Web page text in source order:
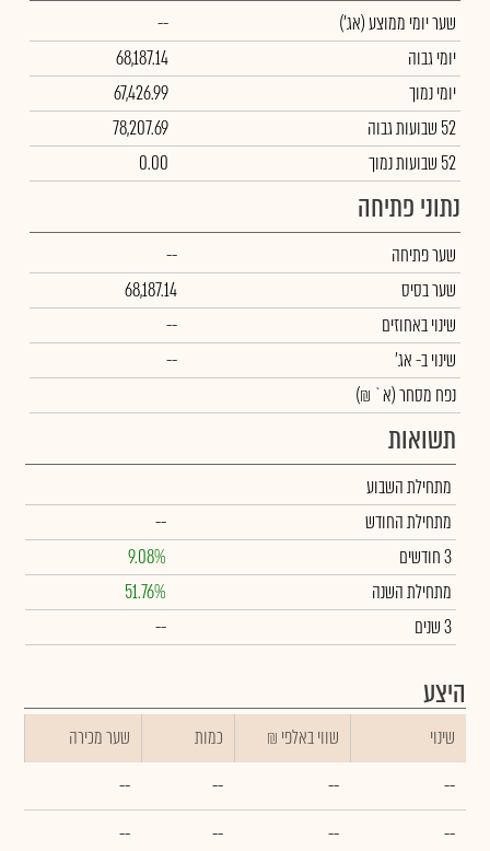
שער יומי ממוצע(אג')
--
יומי גבוה
68,187.14
יומי נמוך
67,426.99
52 שבועות גבוה
78,207.69
52 שבועות נמוך
0.00
נתוני פתיחה
שער פתיחה
--
שער בסיס
68,187.14
שינוי באחוזים
--
שינויב- אג'
--
נפח מסחר(א` ₪)
תשואות
מתחילת השבוע
מתחילת החודש
--
3 חודשים
9.08%
מתחילת השנה
51.76%
3 שנים
--
היצע
שינוי ₪ שווי באלפי כמות
שער מכירה
--
--
--
--
--
--
--
--